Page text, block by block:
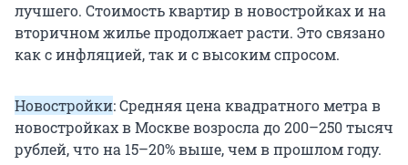
лучшего. Стоимость квартир в новостройках и на
вторичном жилье продолжает расти. Это связано
как с инфляцией, так и с высоким спросом.
Новостройки: Средняя цена квадратного метра в
новостройках в Москве возросла до 200–250 тысяч
рублей, что на 15–20% выше, чем в прошлом году.